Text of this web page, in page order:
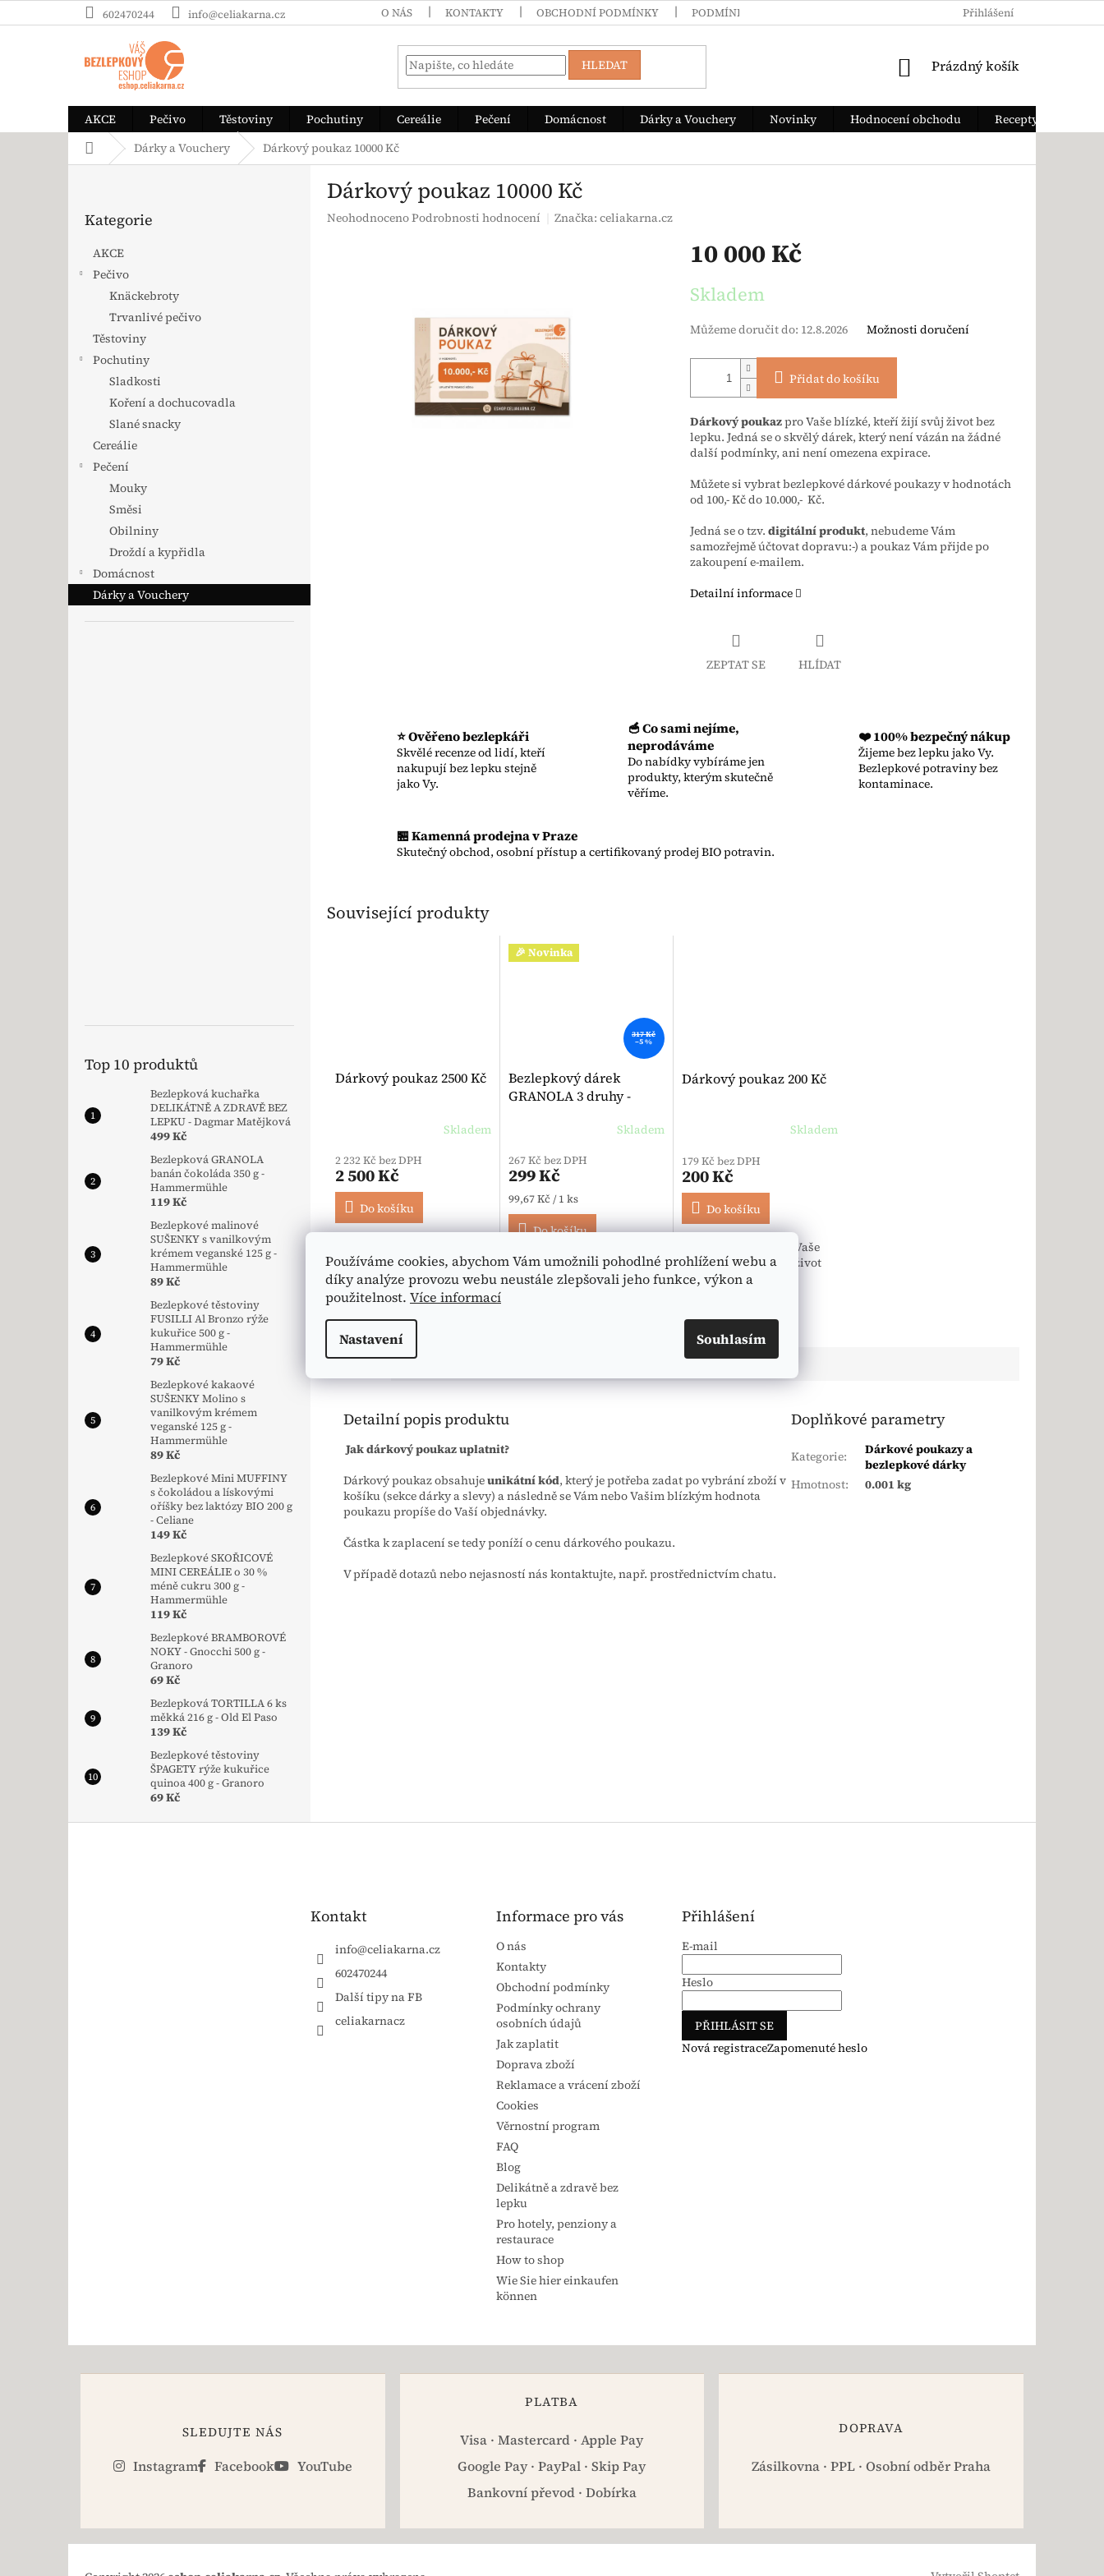
Používáme cookies, abychom Vám umožnili pohodlné prohlížení webu a
díky analýze provozu webu neustále zlepšovali jeho funkce, výkon a
použitelnost. Více informací
Nastavení Souhlasím
602470244 info@celiakarna.cz O NÁS KONTAKTY OBCHODNÍ PODMÍNKY PODMÍNKY OCHRANY OSOBNÍCH ÚDAJŮ JAK ZAPLATIT
Přihlášení
HLEDAT NÁKUPNÍ KOŠÍK
Prázdný košík
AKCE Pečivo Těstoviny Pochutiny Cereálie Pečení Domácnost Dárky a Vouchery Novinky Hodnocení obchodu
Recepty
Domů Dárky a Vouchery Dárkový poukaz 10000 Kč
Kategorie
AKCE
Pečivo
Knäckebroty
Trvanlivé pečivo
Těstoviny
Pochutiny
Sladkosti
Koření a dochucovadla
Slané snacky
Cereálie
Pečení
Mouky
Směsi
Obilniny
Droždí a kypřidla
Domácnost
Dárky a Vouchery
Top 10 produktů
Bezlepková kuchařka
DELIKÁTNĚ A ZDRAVĚ BEZ
LEPKU - Dagmar Matějková
499 Kč
Bezlepková GRANOLA
banán čokoláda 350 g -
Hammermühle
119 Kč
Bezlepkové malinové
SUŠENKY s vanilkovým
krémem veganské 125 g -
Hammermühle
89 Kč
Bezlepkové těstoviny
FUSILLI Al Bronzo rýže
kukuřice 500 g -
Hammermühle
79 Kč
Bezlepkové kakaové
SUŠENKY Molino s
vanilkovým krémem
veganské 125 g -
Hammermühle
89 Kč
Bezlepkové Mini MUFFINY
s čokoládou a lískovými
oříšky bez laktózy BIO 200 g
- Celiane
149 Kč
Bezlepkové SKOŘICOVÉ
MINI CEREÁLIE o 30 %
méně cukru 300 g -
Hammermühle
119 Kč
Bezlepkové BRAMBOROVÉ
NOKY - Gnocchi 500 g -
Granoro
69 Kč
Bezlepková TORTILLA 6 ks
měkká 216 g - Old El Paso
139 Kč
Bezlepkové těstoviny
ŠPAGETY rýže kukuřice
quinoa 400 g - Granoro
69 Kč
Dárkový poukaz 10000 Kč
Průměrné hodnocení produktu je 0,0 z 5 hvězdiček.
NeohodnocenoPodrobnosti hodnocení Značka:celiakarna.cz
10 000 Kč
Skladem
Můžeme doručit do: 12.8.2026 Možnosti doručení
Přidat do košíku
Dárkový poukazpro Vaše blízké, kteří žijí svůj život bez
lepku. Jedná se o skvělý dárek, který není vázán na žádné
další podmínky, ani není omezena expirace.
Můžete si vybrat bezlepkové dárkové poukazy v hodnotách
od 100,- Kč do 10.000,- Kč.
Jedná se o tzv. digitální produkt, nebudeme Vám
samozřejmě účtovat dopravu:-) a poukaz Vám přijde po
zakoupení e-mailem.
Detailní informace
ZEPTAT SE HLÍDAT
⭐ Ověřeno bezlepkáři
Skvělé recenze od lidí, kteří
nakupují bez lepku stejně
jako Vy.
🥣 Co sami nejíme,
neprodáváme
Do nabídky vybíráme jen
produkty, kterým skutečně
věříme.
❤️ 100% bezpečný nákup
Žijeme bez lepku jako Vy.
Bezlepkové potraviny bez
kontaminace.
🏪 Kamenná prodejna v Praze
Skutečný obchod, osobní přístup a certifikovaný prodej BIO potravin.
Související produkty
Dárkový poukaz 2500 Kč
Skladem
2 232 Kč bez DPH
2 500 Kč
Do košíku
blízké, kteří žijí svůj život
bez lepku. Jedná...
🎉 Novinka
317 Kč
–5 %
Bezlepkový dárek
GRANOLA 3 druhy -
Skladem
267 Kč bez DPH
299 Kč
Měrná cena:
99,67 Kč / 1 ks
Do košíku
Potřebujete malou
pozornost pro celiaka nebo
Dárkový poukaz 200 Kč
Skladem
179 Kč bez DPH
200 Kč
Do košíku
Dárkový poukaz pro Vaše
blízké, kteří žijí svůj život
bez lepku. Jedná...
Detailní popis produktu
Jak dárkový poukaz uplatnit?
Dárkový poukaz obsahujeunikátní kód, který je potřeba zadat po vybrání zboží v
košíku (sekce dárky a slevy) a následně se Vám nebo Vašim blízkým hodnota
poukazu propíše do Vaší objednávky.
Částka k zaplacení se tedy poníží o cenu dárkového poukazu.
V případě dotazů nebo nejasností nás kontaktujte, např. prostřednictvím chatu.
Doplňkové parametry
Kategorie:
Dárkové poukazy a
bezlepkové dárky
Hmotnost: 0.001 kg
Kontakt
info@celiakarna.cz
602470244
Další tipy na FB
celiakarnacz
Informace pro vás
O nás
Kontakty
Obchodní podmínky
Podmínky ochrany
osobních údajů
Jak zaplatit
Doprava zboží
Reklamace a vrácení zboží
Cookies
Věrnostní program
FAQ
Blog
Delikátně a zdravě bez
lepku
Pro hotely, penziony a
restaurace
How to shop
Wie Sie hier einkaufen
können
Přihlášení
E-mail
Heslo
PŘIHLÁSIT SE
Nová registraceZapomenuté heslo
SLEDUJTE NÁS
Instagram Facebook YouTube
PLATBA
Visa · Mastercard · Apple Pay
Google Pay · PayPal · Skip Pay
Bankovní převod · Dobírka
DOPRAVA
Zásilkovna · PPL · Osobní odběr Praha